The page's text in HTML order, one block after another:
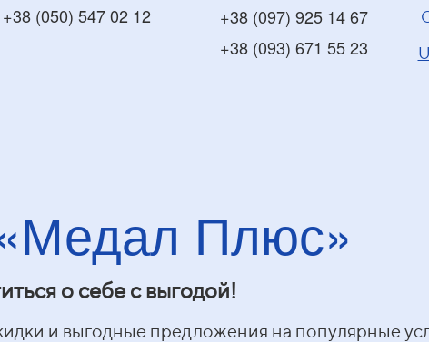
+38 (050) 547 02 12
+38 (097) 925 14 67
+38 (093) 671 55 23
Плюс»
о себе с выгодой!
и выгодные предложения на популярные